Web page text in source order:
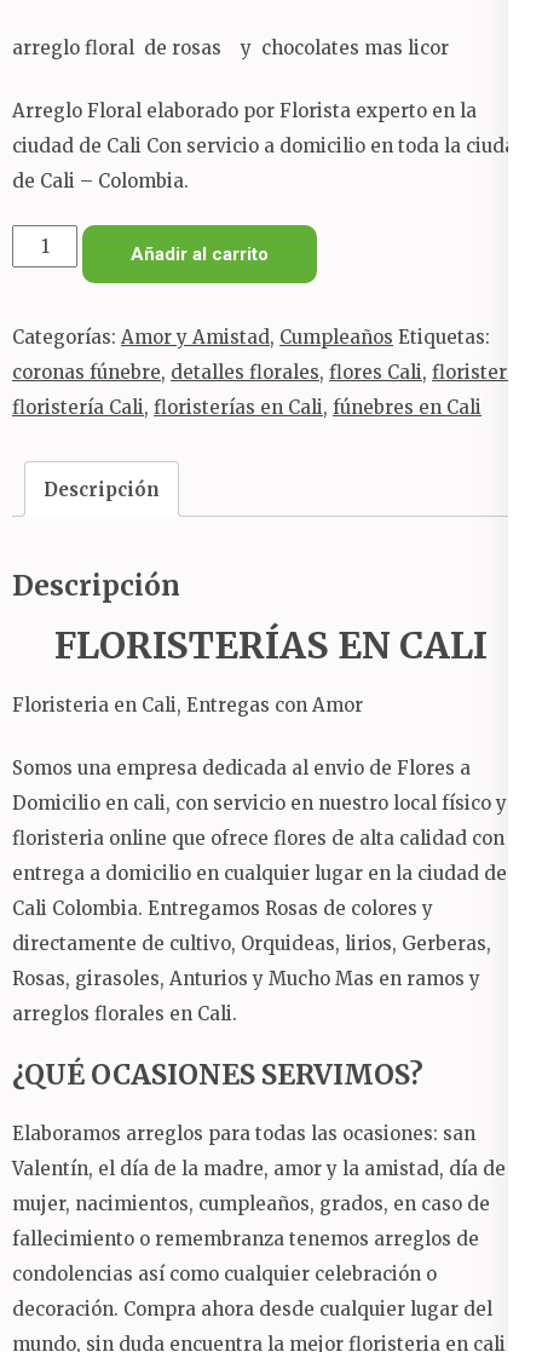
arreglo floral de rosas y chocolates mas licor
Arreglo Floral elaborado por Florista experto en la
ciudad de Cali Con servicio a domicilio en toda la ciudad
de Cali – Colombia.
detalle
especial
cumple
años
cantidad
Añadir al carrito
Categorías: Amor y Amistad, Cumpleaños Etiquetas:
coronas fúnebre, detalles florales, flores Cali, floristería
floristería Cali, floristerías en Cali, fúnebres en Cali
Descripción
Descripción
FLORISTERÍAS EN CALI
Floristeria en Cali, Entregas con Amor
Somos una empresa dedicada al envio de Flores a
Domicilio en cali, con servicio en nuestro local físico y
floristeria online que ofrece flores de alta calidad con
entrega a domicilio en cualquier lugar en la ciudad de
Cali Colombia. Entregamos Rosas de colores y
directamente de cultivo, Orquideas, lirios, Gerberas,
Rosas, girasoles, Anturios y Mucho Mas en ramos y
arreglos florales en Cali.
¿QUÉ OCASIONES SERVIMOS?
Elaboramos arreglos para todas las ocasiones: san
Valentín, el día de la madre, amor y la amistad, día de la
mujer, nacimientos, cumpleaños, grados, en caso de
fallecimiento o remembranza tenemos arreglos de
condolencias así como cualquier celebración o
decoración. Compra ahora desde cualquier lugar del
mundo, sin duda encuentra la mejor floristeria en cali y